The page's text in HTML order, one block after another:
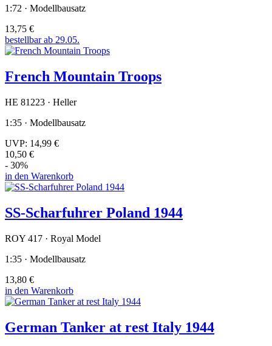
1:72 · Modellbausatz
13,75 €
bestellbar ab 29.05.
French Mountain Troops
HE 81223 · Heller
1:35 · Modellbausatz
UVP: 14,99 €
10,50 €
- 30%
in den Warenkorb
SS-Scharfuhrer Poland 1944
ROY 417 · Royal Model
1:35 · Modellbausatz
13,80 €
in den Warenkorb
German Tanker at rest Italy 1944